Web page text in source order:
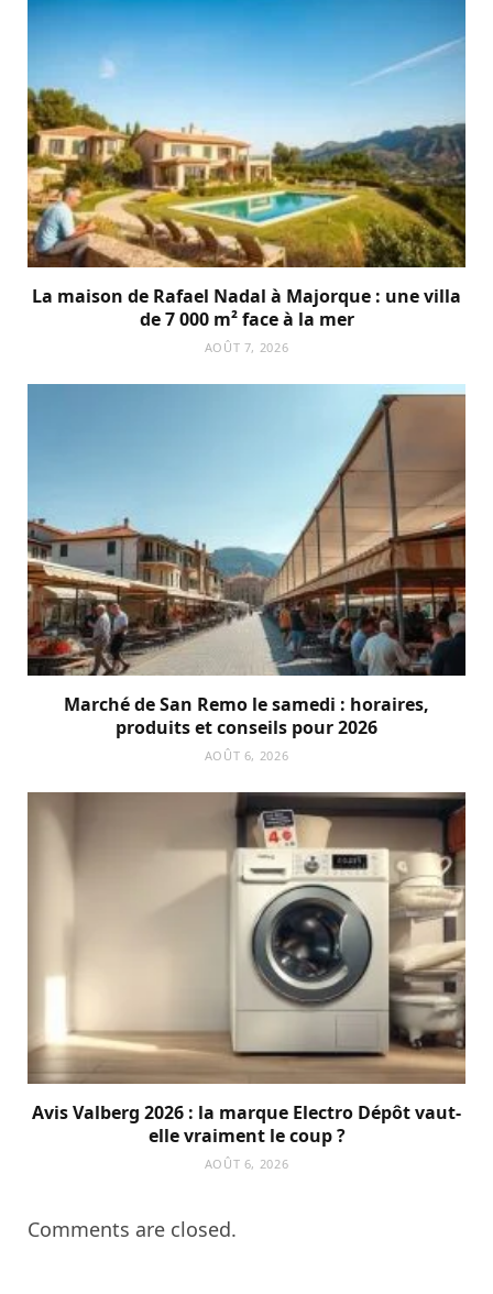
La maison de Rafael Nadal à Majorque : une villa
de 7 000 m² face à la mer
AOÛT 7, 2026
Marché de San Remo le samedi : horaires,
produits et conseils pour 2026
AOÛT 6, 2026
Avis Valberg 2026 : la marque Electro Dépôt vaut-
elle vraiment le coup ?
AOÛT 6, 2026
Comments are closed.